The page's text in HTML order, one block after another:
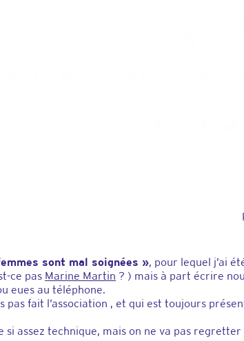
sont mal soignées », pour lequel j’ai
ce pas Marine Martin ? ) mais à part écrire
eues au téléphone.
fait l’association , et qui est toujours
assez technique, mais on ne va pas regretter